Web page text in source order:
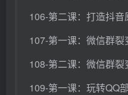
106-第二课：打造抖
107-第一课：微信群裂
108-第二课：微信群裂
109-第一课：玩转QQ